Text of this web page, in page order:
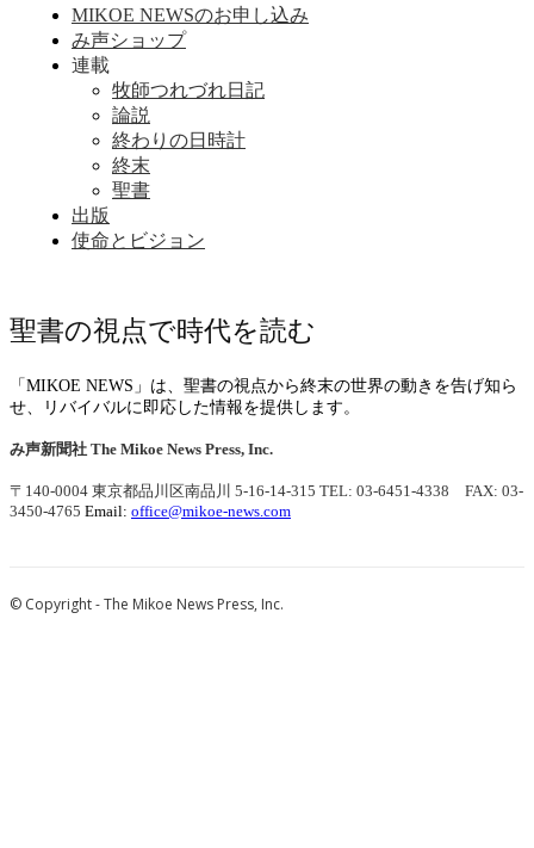
MIKOE NEWSのお申し込み
み声ショップ
連載
牧師つれづれ日記
論説
終わりの日時計
終末
聖書
出版
使命とビジョン
聖書の視点で時代を読む
「MIKOE NEWS」は、聖書の視点から終末の世界の動きを告げ知ら
せ、リバイバルに即応した情報を提供します。
み声新聞社 The Mikoe News Press, Inc.
〒140-0004 東京都品川区南品川 5-16-14-315 TEL: 03-6451-4338 FAX: 03-
3450-4765 Email: office@mikoe-news.com
© Copyright - The Mikoe News Press, Inc.